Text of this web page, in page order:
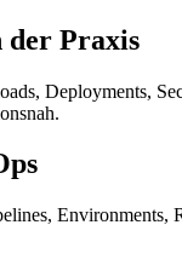
der Praxis
Deployments,
Environments,